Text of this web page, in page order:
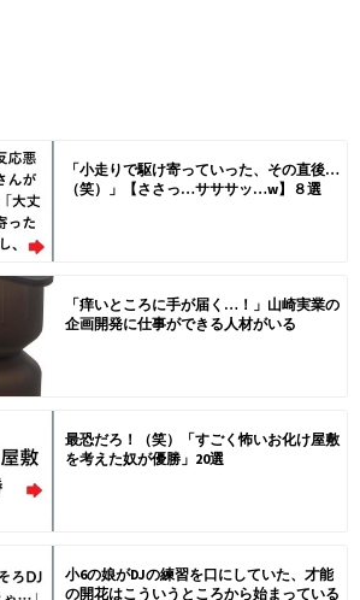
「小走りで駆け寄っていった、その直後…
（笑）」【ささっ…サササッ…w】８選
「痒いところに手が届く…！」山崎実業の
企画開発に仕事ができる人材がいる
最恐だろ！（笑）「すごく怖いお化け屋敷
を考えた奴が優勝」20選
小6の娘がDJの練習を口にしていた、才能
の開花はこういうところから始まっている